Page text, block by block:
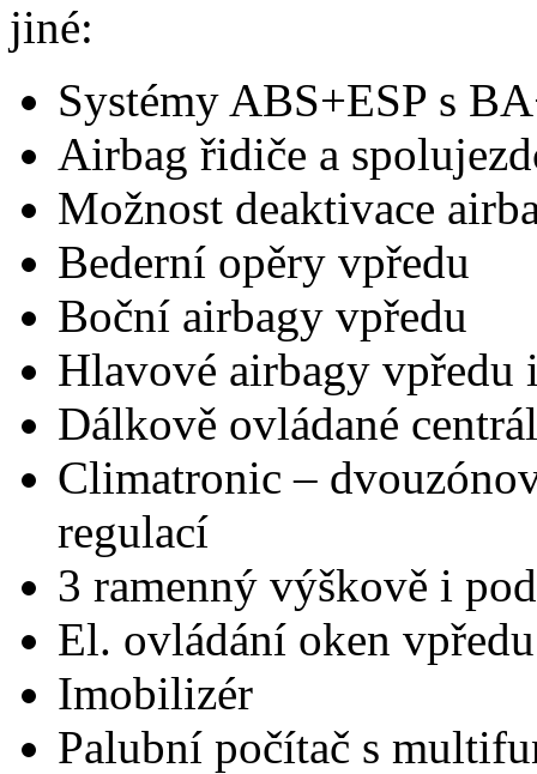
jiné:
Systémy ABS+ESP s
Airbag řidiče a
Možnost deaktivace
Bederní opěry vpředu
Boční airbagy vpředu
Hlavové airbagy vpředu
Dálkově ovládané
Climatronic –
regulací
3 ramenný výškově i
El. ovládání oken
Imobilizér
Palubní počítač s